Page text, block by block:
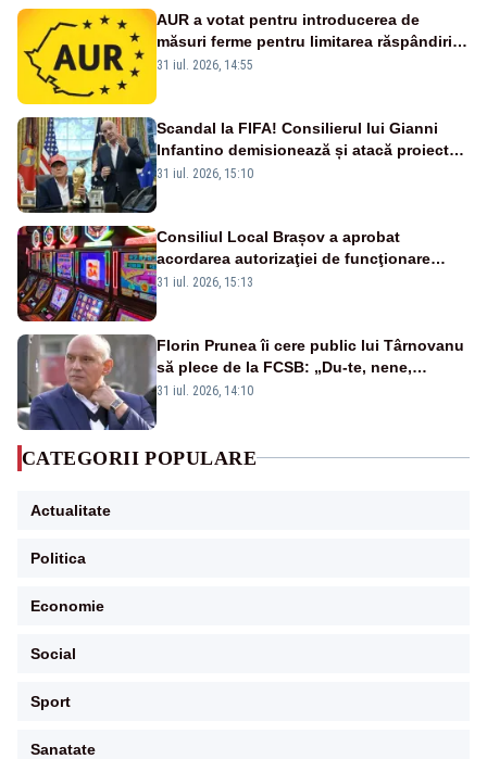
AUR a votat pentru introducerea de
măsuri ferme pentru limitarea răspândirii
virusului pestei porcine africane
31 iul. 2026, 14:55
Scandal la FIFA! Consilierul lui Gianni
Infantino demisionează și atacă proiectul
privind investitorii străini
31 iul. 2026, 15:10
Consiliul Local Brașov a aprobat
acordarea autorizaţiei de funcţionare
pentru şapte săli de jocuri
31 iul. 2026, 15:13
Florin Prunea îi cere public lui Târnovanu
să plece de la FCSB: „Du-te, nene,
învârtindu-te!”
31 iul. 2026, 14:10
CATEGORII POPULARE
Actualitate
Politica
Economie
Social
Sport
Sanatate